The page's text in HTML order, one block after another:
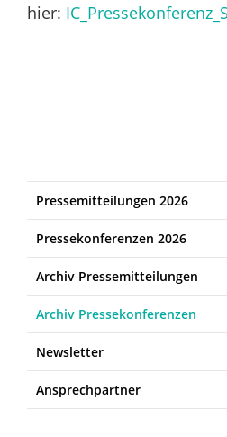
hier:
Pressemitteilungen 2026
Pressekonferenzen 2026
Archiv Pressemitteilungen
Archiv Pressekonferenzen
Newsletter
Ansprechpartner